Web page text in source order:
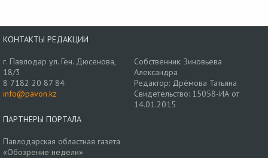
КОНТАКТЫ РЕДАКЦИИ
г. Павлодар ул. Ген. Дюсенова,
18/3
8 7182 20 87 84
info@pavon.kz
Собственник: Зиновьева
Александра
Редактор: Дрёмова Татьяна
Свидетельство: 15058-ИА от
14.01.2015
ПАРТНЕРЫ ПОРТАЛА
Павлодарская областная газета
«Обозрение недели»